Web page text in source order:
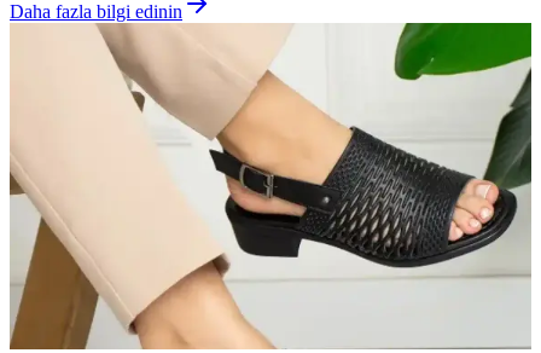
Daha fazla bilgi edinin